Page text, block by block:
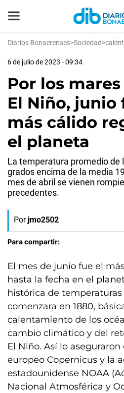
Diarios Bonaerenses>Sociedad>
6 de julio de 2023 - 09:34
Por los
El Niño, junio
más cálido
el planeta
La temperatura promedio de
grados encima de la media
mes de abril se vienen
precedentes.
Por jmo2502
Para compartir:
El mes de junio fue el
hasta la fecha en el
histórica de
comenzara en 1880,
calentamiento de los
cambio climático y del
El Niño. Así lo
europeo Copernicus y la
estadounidense NOAA
Nacional Atmosférica y